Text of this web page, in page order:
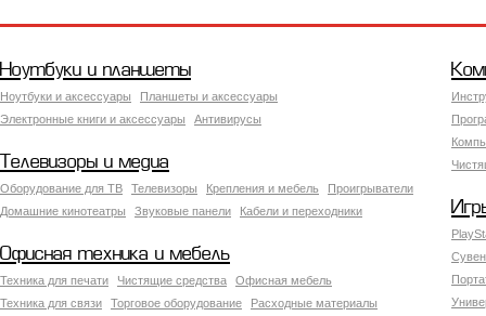
Ноутбуки и планшеты
Ноутбуки и аксессуары
Планшеты и аксессуары
Электронные книги и аксессуары
Антивирусы
Телевизоры и медиа
Оборудование для ТВ Телевизоры Крепления и мебель
Проигрыватели
Домашние кинотеатры
Звуковые панели Кабели и переходники
Офисная техника и мебель
Техника для печати Чистящие средства
Офисная мебель
Техника для связи
Торговое оборудование
Расходные материалы